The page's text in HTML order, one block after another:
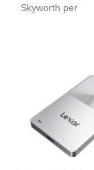
Skyworth per